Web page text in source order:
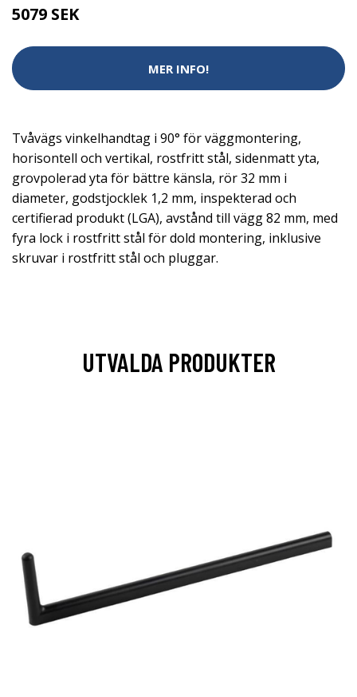
5079 SEK
MER INFO!
Tvåvägs vinkelhandtag i 90° för väggmontering,
horisontell och vertikal, rostfritt stål, sidenmatt yta,
grovpolerad yta för bättre känsla, rör 32 mm i
diameter, godstjocklek 1,2 mm, inspekterad och
certifierad produkt (LGA), avstånd till vägg 82 mm, med
fyra lock i rostfritt stål för dold montering, inklusive
skruvar i rostfritt stål och pluggar.
UTVALDA PRODUKTER